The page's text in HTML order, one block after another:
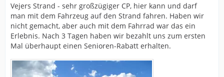
Vejers Strand - sehr großzügiger CP, hier kann und darf
man mit dem Fahrzeug auf den Strand fahren. Haben wir
nicht gemacht, aber auch mit dem Fahrrad war das ein
Erlebnis. Nach 3 Tagen haben wir bezahlt uns zum ersten
Mal überhaupt einen Senioren-Rabatt erhalten.